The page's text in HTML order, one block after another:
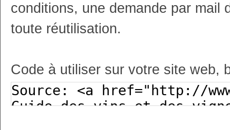
conditions, une demande par mail
toute réutilisation.
Code à utiliser sur votre site web,